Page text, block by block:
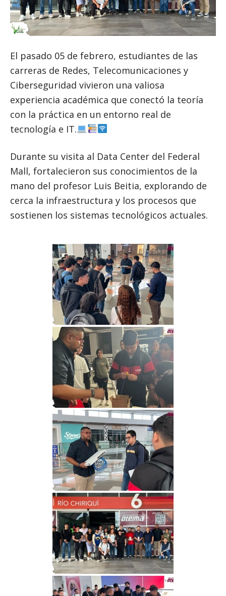
El pasado 05 de febrero, estudiantes de las
carreras de Redes, Telecomunicaciones y
Ciberseguridad vivieron una valiosa
experiencia académica que conectó la teoría
con la práctica en un entorno real de
tecnología e IT.
Durante su visita al Data Center del Federal
Mall, fortalecieron sus conocimientos de la
mano del profesor Luis Beitia, explorando de
cerca la infraestructura y los procesos que
sostienen los sistemas tecnológicos actuales.